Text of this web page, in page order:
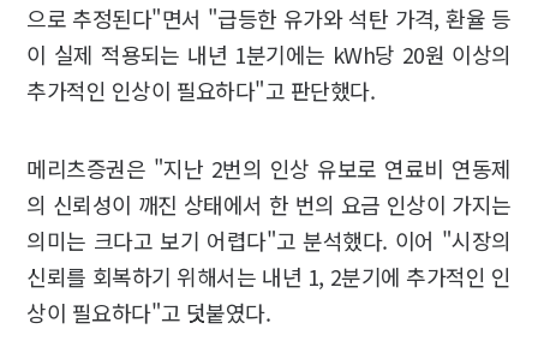
으로 추정된다"면서 "급등한 유가와 석탄 가격, 환율 등
이 실제 적용되는 내년 1분기에는 kWh당 20원 이상의
추가적인 인상이 필요하다"고 판단했다.
메리츠증권은 "지난 2번의 인상 유보로 연료비 연동제
의 신뢰성이 깨진 상태에서 한 번의 요금 인상이 가지는
의미는 크다고 보기 어렵다"고 분석했다. 이어 "시장의
신뢰를 회복하기 위해서는 내년 1, 2분기에 추가적인 인
상이 필요하다"고 덧붙였다.